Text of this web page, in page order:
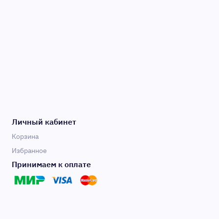
Личный кабинет
Корзина
Избранное
Принимаем к оплате